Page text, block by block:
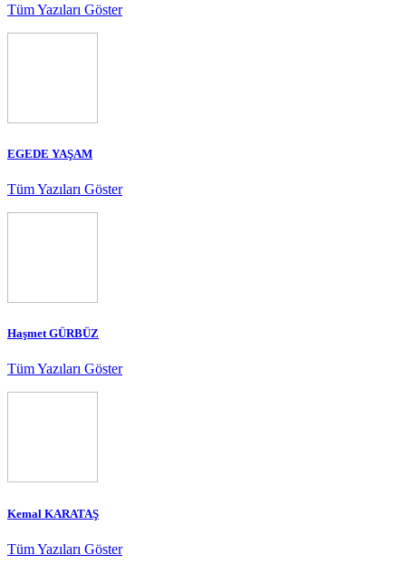
Tüm Yazıları Göster
EGEDE YAŞAM
Tüm Yazıları Göster
Haşmet GÜRBÜZ
Tüm Yazıları Göster
Kemal KARATAŞ
Tüm Yazıları Göster